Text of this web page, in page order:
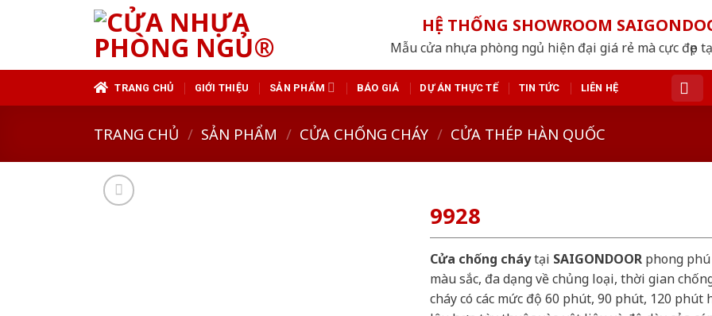
HỆ THỐNG SHOWROOM
Mẫu cửa nhựa phòng ngủ hiện đại giá rẻ mà cực đẹp
TRANG CHỦ GIỚI THIỆU SẢN PHẨM BÁO GIÁ DỰ ÁN THỰC TẾ TIN TỨC LIÊN HỆ
TRANG CHỦ / SẢN PHẨM / CỬA CHỐNG CHÁY / CỬA THÉP HÀN QUỐC
9928
Cửa chống cháytại SAIGONDOORphong phú
màu sắc, đa dạng về chủng loại, thời gian
cháy có các mức độ 60 phút, 90 phút, 120 phút